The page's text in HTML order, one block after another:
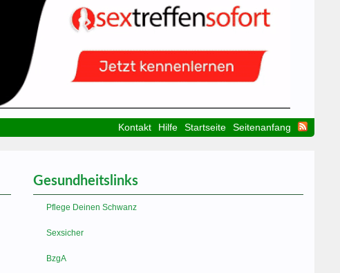
Kontakt Hilfe Startseite Seitenanfang
Gesundheitslinks
Pflege Deinen Schwanz
Sexsicher
BzgA